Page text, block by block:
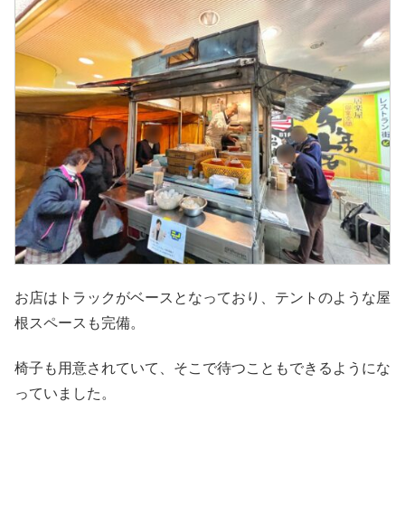
お店はトラックがベースとなっており、テントのような屋
根スペースも完備。
椅子も用意されていて、そこで待つこともできるようにな
っていました。